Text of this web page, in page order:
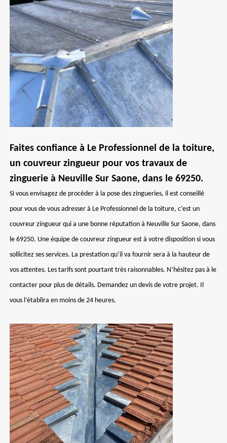
Faites confiance à Le Professionnel de la toiture,
un couvreur zingueur pour vos travaux de
zinguerie à Neuville Sur Saone, dans le 69250.
Si vous envisagez de procéder à la pose des zingueries, il est conseillé
pour vous de vous adresser à Le Professionnel de la toiture, c’est un
couvreur zingueur qui a une bonne réputation à Neuville Sur Saone, dans
le 69250. Une équipe de couvreur zingueur est à votre disposition si vous
sollicitez ses services. La prestation qu’il va fournir sera à la hauteur de
vos attentes. Les tarifs sont pourtant très raisonnables. N’hésitez pas à le
contacter pour plus de détails. Demandez un devis de votre projet. Il
vous l’établira en moins de 24 heures.